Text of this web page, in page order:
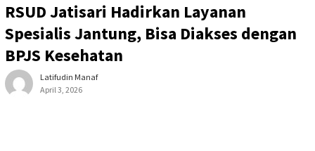
RSUD Jatisari Hadirkan Layanan
Spesialis Jantung, Bisa Diakses dengan
BPJS Kesehatan
Latifudin Manaf
April 3, 2026